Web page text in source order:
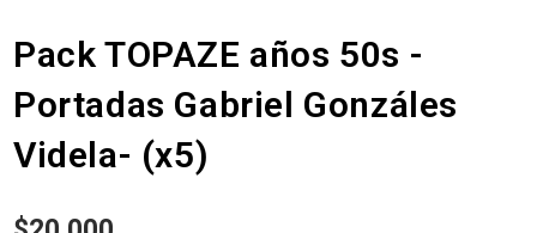
Pack TOPAZE años 50s -
Portadas Gabriel Gonzáles
Videla- (x5)